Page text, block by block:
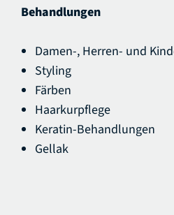
Behandlungen
Damen-, Herren- und
Styling
Färben
Haarkurpflege
Keratin-Behandlungen
Gellak